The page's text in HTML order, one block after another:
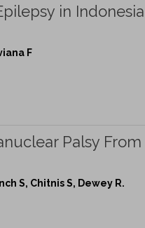
in
F
Palsy From
S, Chitnis S, Dewey R.